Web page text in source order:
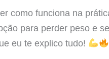
como funciona na
para perder peso e
eu te explico tudo!